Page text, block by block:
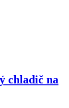
chladič na